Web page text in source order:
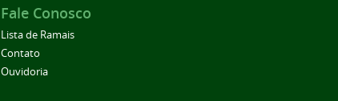
Fale Conosco
Lista de Ramais
Contato
Ouvidoria